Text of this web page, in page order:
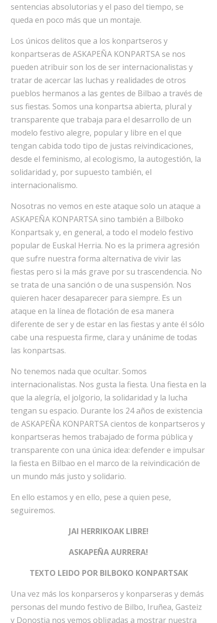
sentencias absolutorias y el paso del tiempo, se
queda en poco más que un montaje.
Los únicos delitos que a los konpartseros y
konpartseras de ASKAPEÑA KONPARTSA se nos
pueden atribuir son los de ser internacionalistas y
tratar de acercar las luchas y realidades de otros
pueblos hermanos a las gentes de Bilbao a través de
sus fiestas. Somos una konpartsa abierta, plural y
transparente que trabaja para el desarrollo de un
modelo festivo alegre, popular y libre en el que
tengan cabida todo tipo de justas reivindicaciones,
desde el feminismo, al ecologismo, la autogestión, la
solidaridad y, por supuesto también, el
internacionalismo.
Nosotras no vemos en este ataque solo un ataque a
ASKAPEÑA KONPARTSA sino también a Bilboko
Konpartsak y, en general, a todo el modelo festivo
popular de Euskal Herria. No es la primera agresión
que sufre nuestra forma alternativa de vivir las
fiestas pero si la más grave por su trascendencia. No
se trata de una sanción o de una suspensión. Nos
quieren hacer desaparecer para siempre. Es un
ataque en la línea de flotación de esa manera
diferente de ser y de estar en las fiestas y ante él sólo
cabe una respuesta firme, clara y unánime de todas
las konpartsas.
No tenemos nada que ocultar. Somos
internacionalistas. Nos gusta la fiesta. Una fiesta en la
que la alegría, el jolgorio, la solidaridad y la lucha
tengan su espacio. Durante los 24 años de existencia
de ASKAPEÑA KONPARTSA cientos de konpartseros y
konpartseras hemos trabajado de forma pública y
transparente con una única idea: defender e impulsar
la fiesta en Bilbao en el marco de la reivindicación de
un mundo más justo y solidario.
En ello estamos y en ello, pese a quien pese,
seguiremos.
JAI HERRIKOAK LIBRE!
ASKAPEÑA AURRERA!
TEXTO LEIDO POR BILBOKO KONPARTSAK
Una vez más los konparseros y konparseras y demás
personas del mundo festivo de Bilbo, Iruñea, Gasteiz
y Donostia nos vemos obligadas a mostrar nuestra